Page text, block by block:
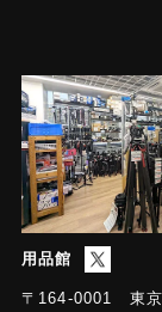
用品館
〒164-0001 東京